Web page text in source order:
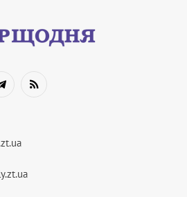
TelegramRSS